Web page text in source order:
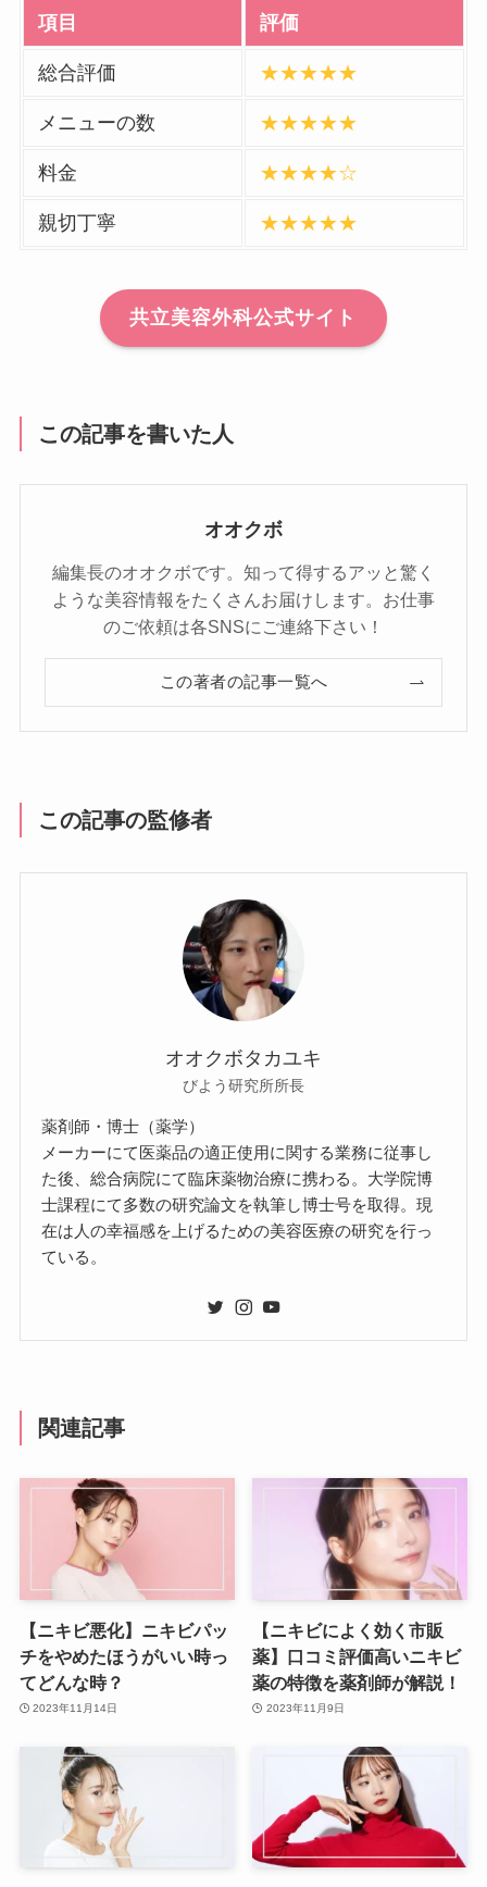
項目 評価
総合評価 ★★★★★
メニューの数 ★★★★★
料金 ★★★★☆
親切丁寧 ★★★★★
共立美容外科公式サイト
この記事を書いた人
オオクボ
編集長のオオクボです。知って得するアッと驚く
ような美容情報をたくさんお届けします。お仕事
のご依頼は各SNSにご連絡下さい！
この著者の記事一覧へ
この記事の監修者
オオクボタカユキ
びよう研究所所長
薬剤師・博士（薬学）
メーカーにて医薬品の適正使用に関する業務に従事し
た後、総合病院にて臨床薬物治療に携わる。大学院博
士課程にて多数の研究論文を執筆し博士号を取得。現
在は人の幸福感を上げるための美容医療の研究を行っ
ている。
関連記事
【ニキビ悪化】ニキビパッ
チをやめたほうがいい時っ
てどんな時？
2023年11月14日
【ニキビによく効く市販
薬】口コミ評価高いニキビ
薬の特徴を薬剤師が解説！
2023年11月9日